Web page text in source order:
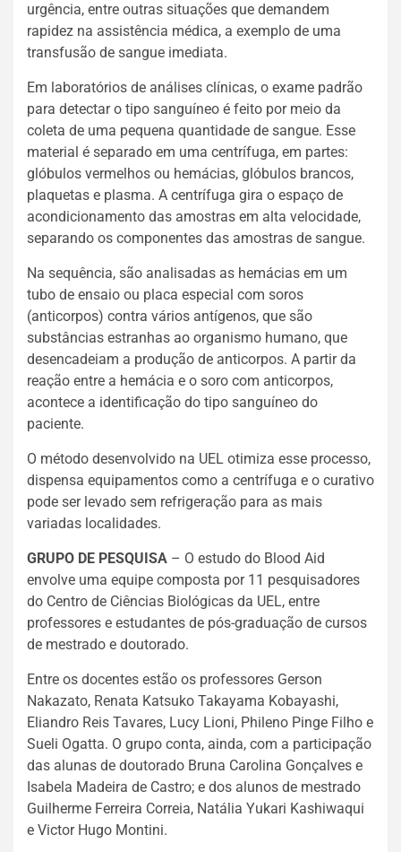
urgência, entre outras situações que demandem
rapidez na assistência médica, a exemplo de uma
transfusão de sangue imediata.
Em laboratórios de análises clínicas, o exame padrão
para detectar o tipo sanguíneo é feito por meio da
coleta de uma pequena quantidade de sangue. Esse
material é separado em uma centrífuga, em partes:
glóbulos vermelhos ou hemácias, glóbulos brancos,
plaquetas e plasma. A centrífuga gira o espaço de
acondicionamento das amostras em alta velocidade,
separando os componentes das amostras de sangue.
Na sequência, são analisadas as hemácias em um
tubo de ensaio ou placa especial com soros
(anticorpos) contra vários antígenos, que são
substâncias estranhas ao organismo humano, que
desencadeiam a produção de anticorpos. A partir da
reação entre a hemácia e o soro com anticorpos,
acontece a identificação do tipo sanguíneo do
paciente.
O método desenvolvido na UEL otimiza esse processo,
dispensa equipamentos como a centrífuga e o curativo
pode ser levado sem refrigeração para as mais
variadas localidades.
GRUPO DE PESQUISA – O estudo do Blood Aid
envolve uma equipe composta por 11 pesquisadores
do Centro de Ciências Biológicas da UEL, entre
professores e estudantes de pós-graduação de cursos
de mestrado e doutorado.
Entre os docentes estão os professores Gerson
Nakazato, Renata Katsuko Takayama Kobayashi,
Eliandro Reis Tavares, Lucy Lioni, Phileno Pinge Filho e
Sueli Ogatta. O grupo conta, ainda, com a participação
das alunas de doutorado Bruna Carolina Gonçalves e
Isabela Madeira de Castro; e dos alunos de mestrado
Guilherme Ferreira Correia, Natália Yukari Kashiwaqui
e Victor Hugo Montini.